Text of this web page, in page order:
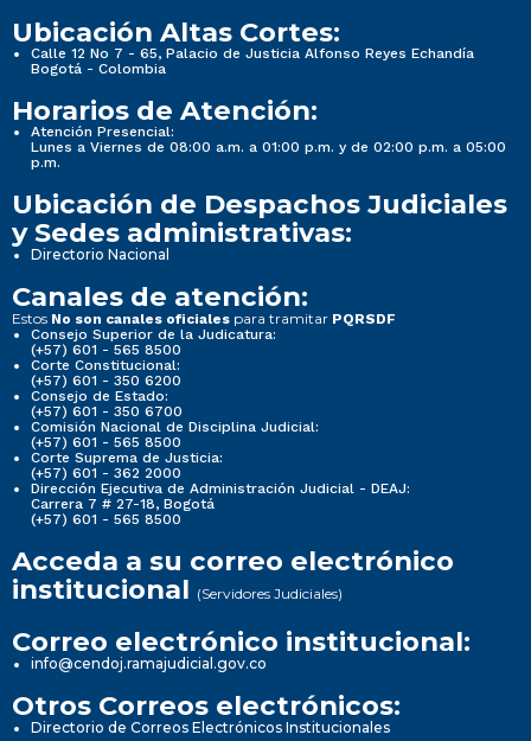
Ubicación Altas Cortes:
Calle 12 No 7 - 65, Palacio de Justicia Alfonso Reyes Echandía
Bogotá - Colombia
Horarios de Atención:
Atención Presencial:
Lunes a Viernes de 08:00 a.m. a 01:00 p.m. y de 02:00 p.m. a 05:00
p.m.
Ubicación de Despachos Judiciales
y Sedes administrativas:
Directorio Nacional
Canales de atención:
Estos No son canales oficiales para tramitar PQRSDF
Consejo Superior de la Judicatura:
(+57) 601 - 565 8500
Corte Constitucional:
(+57) 601 - 350 6200
Consejo de Estado:
(+57) 601 - 350 6700
Comisión Nacional de Disciplina Judicial:
(+57) 601 - 565 8500
Corte Suprema de Justicia:
(+57) 601 - 362 2000
Dirección Ejecutiva de Administración Judicial - DEAJ:
Carrera 7 # 27-18, Bogotá
(+57) 601 - 565 8500
Acceda a su correo electrónico
institucional (Servidores Judiciales)
Correo electrónico institucional:
info@cendoj.ramajudicial.gov.co
Otros Correos electrónicos:
Directorio de Correos Electrónicos Institucionales